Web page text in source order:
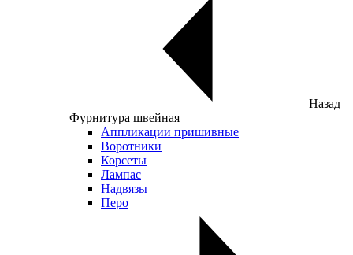
Назад
Фурнитура швейная
Аппликации пришивные
Воротники
Корсеты
Лампас
Надвязы
Перо